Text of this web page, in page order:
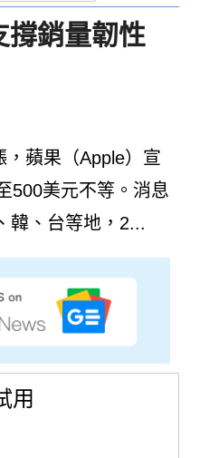
銷量韌性
蘋果（Apple）宣
500美元不等。消息
韓、台等地，2...
用